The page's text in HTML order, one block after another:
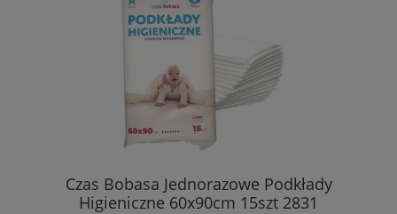
Czas Bobasa Jednorazowe Podkłady
Higieniczne 60x90cm 15szt 2831